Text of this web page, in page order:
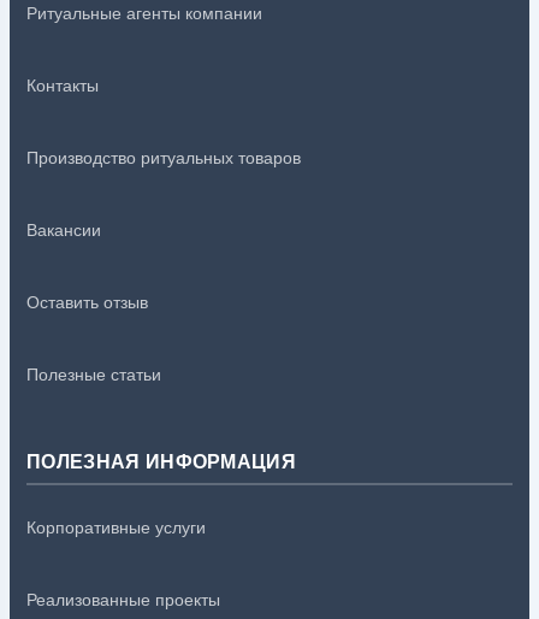
Ритуальные агенты компании
Контакты
Производство ритуальных товаров
Вакансии
Оставить отзыв
Полезные статьи
ПОЛЕЗНАЯ ИНФОРМАЦИЯ
Корпоративные услуги
Реализованные проекты